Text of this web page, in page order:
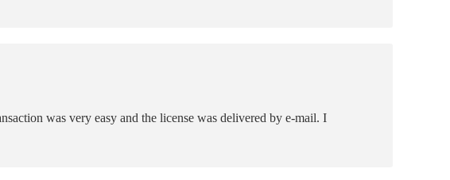
was very easy and the license was delivered by e-mail. I